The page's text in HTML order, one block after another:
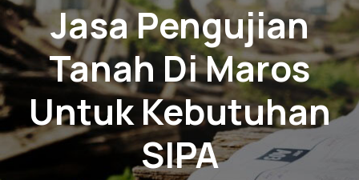
Jasa Pengujian
Tanah Di Maros
Untuk Kebutuhan
SIPA